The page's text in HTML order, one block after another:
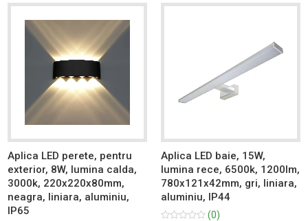
Aplica LED perete, pentru
exterior, 8W, lumina calda,
3000k, 220x220x80mm,
neagra, liniara, aluminiu,
IP65
Aplica LED baie, 15W,
lumina rece, 6500k, 1200lm,
780x121x42mm, gri, liniara,
aluminiu, IP44
(0)